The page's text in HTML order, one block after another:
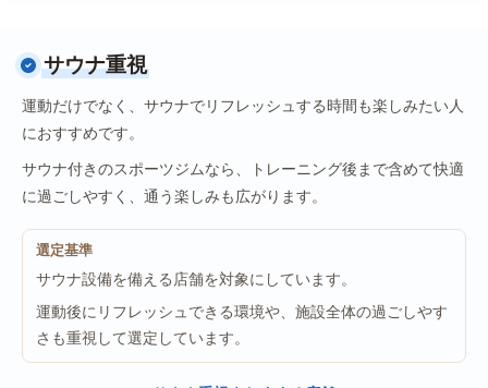
サウナ重視
運動だけでなく、サウナでリフレッシュする時間も楽しみたい人
におすすめです。
サウナ付きのスポーツジムなら、トレーニング後まで含めて快適
に過ごしやすく、通う楽しみも広がります。
選定基準
サウナ設備を備える店舗を対象にしています。
運動後にリフレッシュできる環境や、施設全体の過ごしやす
さも重視して選定しています。